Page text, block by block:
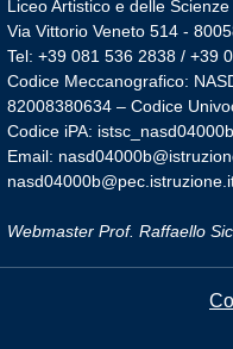
Liceo Artistico e delle
Via Vittorio Veneto 514 -
Tel: +39 081 536 2838 / +39
Codice Meccanografico:
82008380634 – Codice
Codice iPA:
Email:
Webmaster Prof. Raffaello